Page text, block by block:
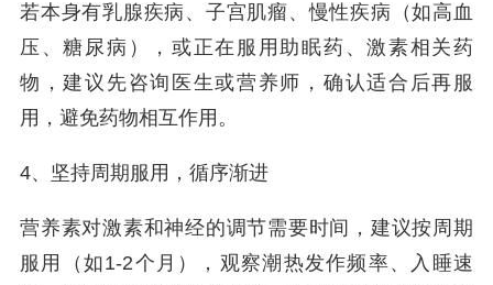
若本身有乳腺疾病、子宫肌瘤、慢性疾病（如高血
压、糖尿病），或正在服用助眠药、激素相关药
物，建议先咨询医生或营养师，确认适合后再服
用，避免药物相互作用。
4、坚持周期服用，循序渐进
营养素对激素和神经的调节需要时间，建议按周期
服用（如1-2个月），观察潮热发作频率、入睡速